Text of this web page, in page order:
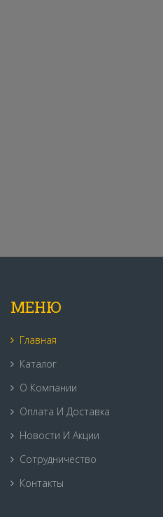
МЕНЮ
Главная
Каталог
О Компании
Оплата И Доставка
Новости И Акции
Сотрудничество
Контакты